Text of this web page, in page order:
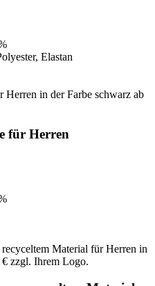
Elastan
für Herren